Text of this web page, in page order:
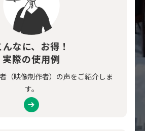
んなに、お得！
実際の使用例
（映像制作者）の声をご紹介しま
す。